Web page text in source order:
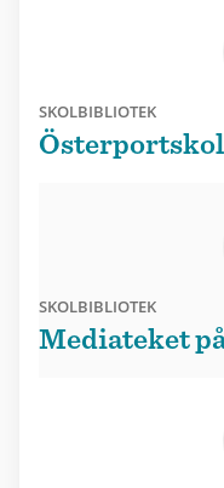
SKOLBIBLIOTEK
SKOLBIBLIOTEK
Mediateket